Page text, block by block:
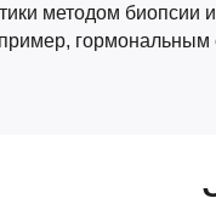
методом биопсии
гормональным